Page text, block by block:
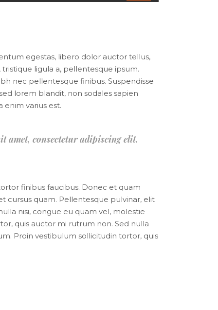
or
decrease
volume.
egestas, libero dolor auctor tellus,
ligula a, pellentesque ipsum.
nec pellentesque finibus. Suspendisse
lorem blandit, non sodales sapien
enim varius est.
amet, consectetur adipiscing elit.
finibus faucibus. Donec et quam
cursus quam. Pellentesque pulvinar, elit
nisi, congue eu quam vel, molestie
quis auctor mi rutrum non. Sed nulla
Proin vestibulum sollicitudin tortor, quis